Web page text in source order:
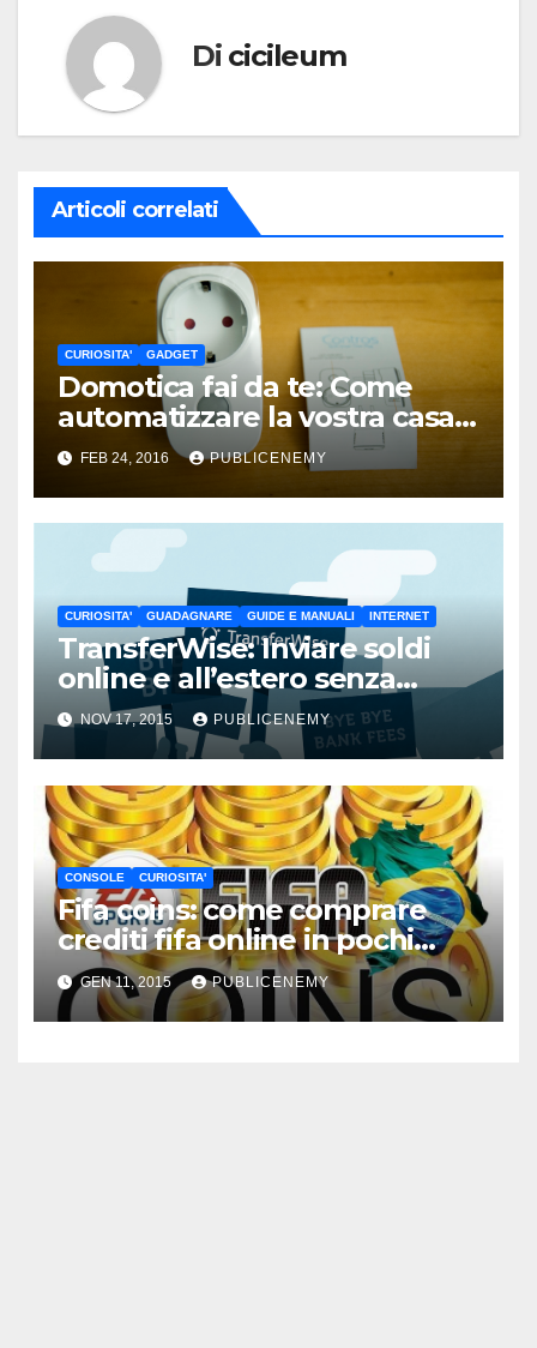
Di cicileum
Articoli correlati
CURIOSITA' GADGET
Domotica fai da te: Come
automatizzare la vostra casa
spendendo poco
FEB 24, 2016 PUBLICENEMY
CURIOSITA' GUADAGNARE GUIDE E MANUALI INTERNET
TransferWise: Inviare soldi
online e all’estero senza
pagare commissioni
NOV 17, 2015 PUBLICENEMY
CONSOLE CURIOSITA'
Fifa coins: come comprare
crediti fifa online in pochi
minuti
GEN 11, 2015 PUBLICENEMY